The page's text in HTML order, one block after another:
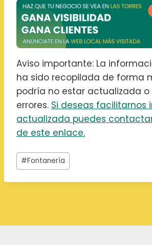
Aviso importante: La
ha sido recopilada de forma
podría no estar actualizada
errores. Si deseas facilitarnos
actualizada puedes
de este enlace.
Etiquetas
de
la
#Fontanería